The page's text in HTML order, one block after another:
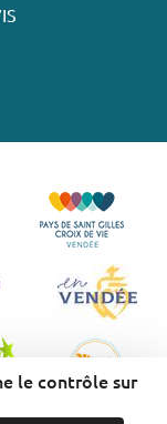
le contrôle sur